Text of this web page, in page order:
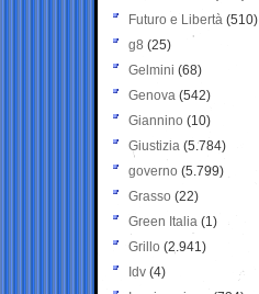
Futuro e Libertà (510)
g8 (25)
Gelmini (68)
Genova (542)
Giannino (10)
Giustizia (5.784)
governo (5.799)
Grasso (22)
Green Italia (1)
Grillo (2.941)
Idv (4)